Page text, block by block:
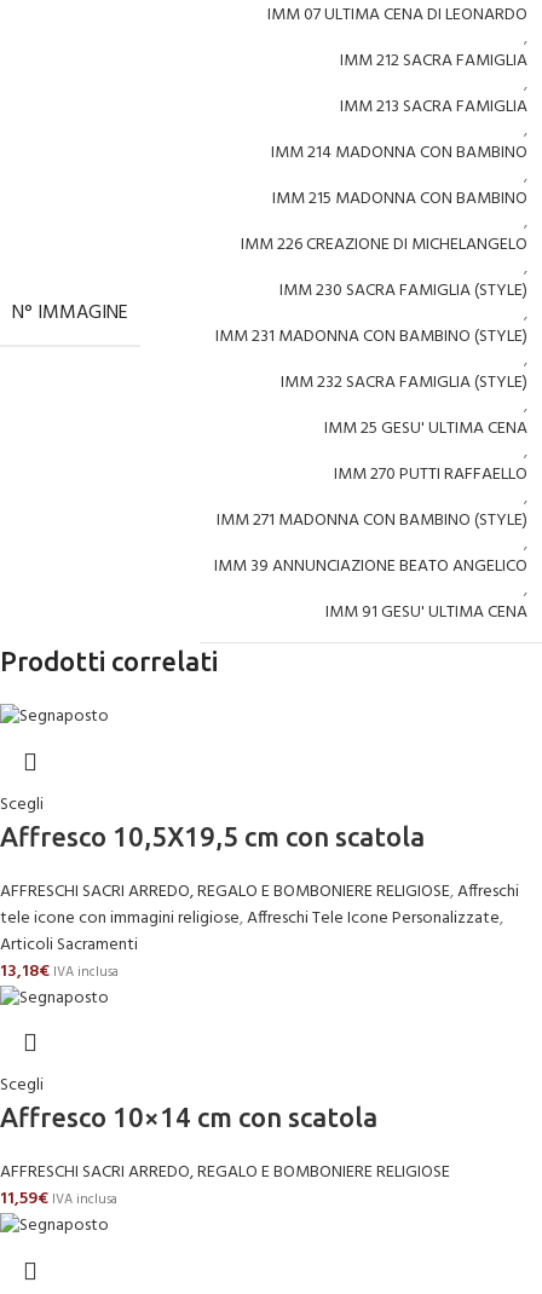
N° IMMAGINE
IMM 07 ULTIMA CENA DI LEONARDO
,
IMM 212 SACRA FAMIGLIA
,
IMM 213 SACRA FAMIGLIA
,
IMM 214 MADONNA CON BAMBINO
,
IMM 215 MADONNA CON BAMBINO
,
IMM 226 CREAZIONE DI MICHELANGELO
,
IMM 230 SACRA FAMIGLIA (STYLE)
,
IMM 231 MADONNA CON BAMBINO (STYLE)
,
IMM 232 SACRA FAMIGLIA (STYLE)
,
IMM 25 GESU' ULTIMA CENA
,
IMM 270 PUTTI RAFFAELLO
,
IMM 271 MADONNA CON BAMBINO (STYLE)
,
IMM 39 ANNUNCIAZIONE BEATO ANGELICO
,
IMM 91 GESU' ULTIMA CENA
Prodotti correlati
Scegli
Affresco 10,5X19,5 cm con scatola
AFFRESCHI SACRI ARREDO, REGALO E BOMBONIERE RELIGIOSE,Affreschi
tele icone con immagini religiose,Affreschi Tele Icone Personalizzate,
Articoli Sacramenti
13,18€ IVA inclusa
Scegli
Affresco 10×14 cm con scatola
AFFRESCHI SACRI ARREDO, REGALO E BOMBONIERE RELIGIOSE
11,59€ IVA inclusa